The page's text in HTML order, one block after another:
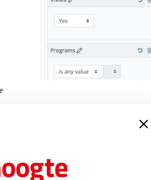
Ook AVG-technisch is het